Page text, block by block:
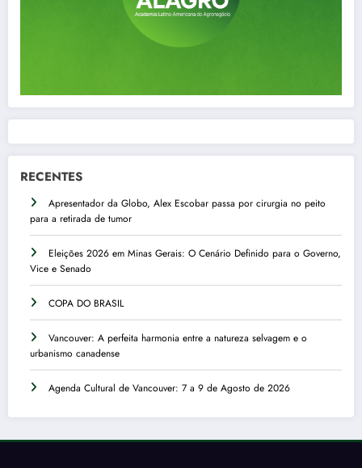
RECENTES
Apresentador da Globo, Alex Escobar passa por cirurgia no peito
para a retirada de tumor
Eleições 2026 em Minas Gerais: O Cenário Definido para o Governo,
Vice e Senado
COPA DO BRASIL
Vancouver: A perfeita harmonia entre a natureza selvagem e o
urbanismo canadense
Agenda Cultural de Vancouver: 7 a 9 de Agosto de 2026